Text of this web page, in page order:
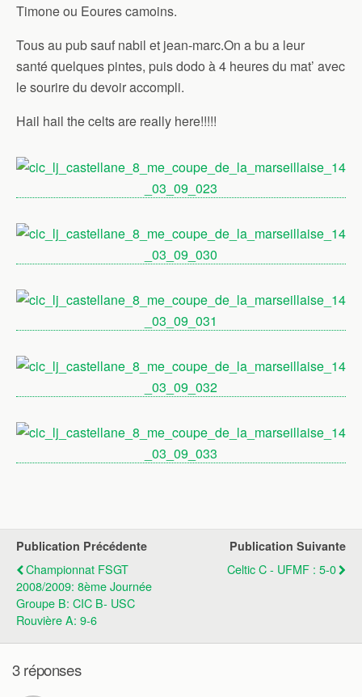
Timone ou Eoures camoins.
Tous au pub sauf nabil et jean-marc.On a bu a leur
santé quelques pintes, puis dodo à 4 heures du mat’ avec
le sourire du devoir accompli.
Hail hail the celts are really here!!!!!
Publication Précédente
Championnat FSGT
2008/2009: 8ème Journée
Groupe B: CIC B- USC
Rouvière A: 9-6
Publication Suivante
Celtic C - UFMF : 5-0
3 réponses